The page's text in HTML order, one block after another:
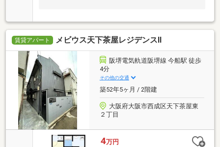
賃貸アパート メビウス天下茶屋レジデンスⅡ
阪堺電気軌道阪堺線 今船駅 徒歩
4分
その他の交通
築52年5ヶ月 / 2階建
大阪府大阪市西成区天下茶屋東
２丁目
4万円